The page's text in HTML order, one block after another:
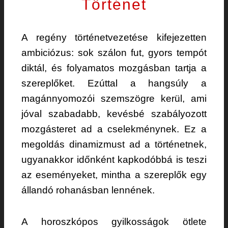
Történet
A regény történetvezetése kifejezetten
ambiciózus: sok szálon fut, gyors tempót
diktál, és folyamatos mozgásban tartja a
szereplőket. Ezúttal a hangsúly a
magánnyomozói szemszögre kerül, ami
jóval szabadabb, kevésbé szabályozott
mozgásteret ad a cselekménynek. Ez a
megoldás dinamizmust ad a történetnek,
ugyanakkor időnként kapkodóbbá is teszi
az eseményeket, mintha a szereplők egy
állandó rohanásban lennének.
A horoszkópos gyilkosságok ötlete